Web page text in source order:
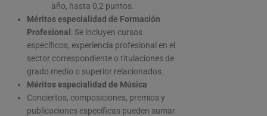
año, hasta 0,2 puntos.
Méritos especialidad de Formación
Profesional : Se incluyen cursos
específicos, experiencia profesional en el
sector correspondiente o titulaciones de
grado medio o superior relacionados.
Méritos especialidad de Música
Conciertos, composiciones, premios y
publicaciones específicas pueden sumar